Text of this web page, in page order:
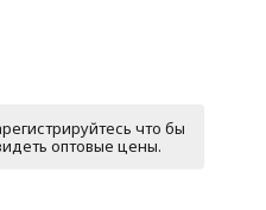
что бы
оптовые цены.